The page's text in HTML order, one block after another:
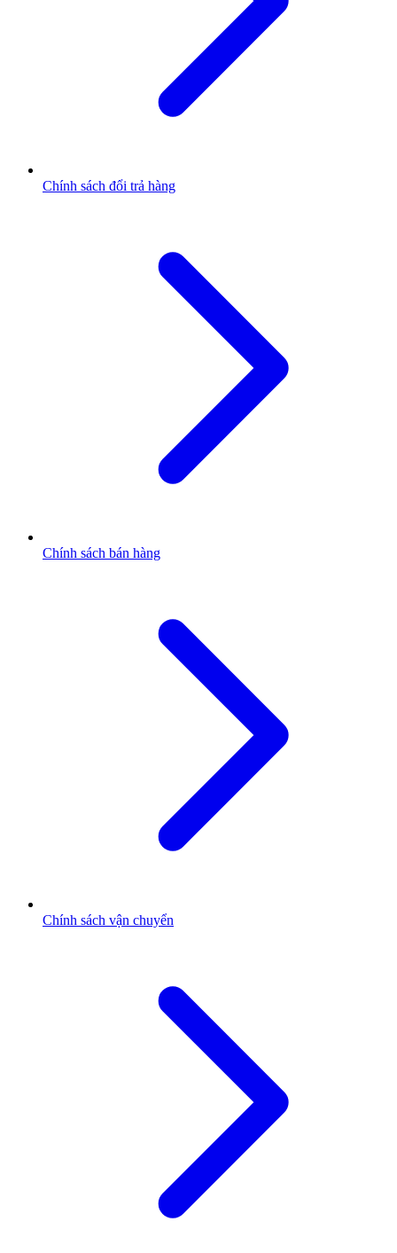
Chính sách đổi trả hàng
Chính sách bán hàng
Chính sách vận chuyển